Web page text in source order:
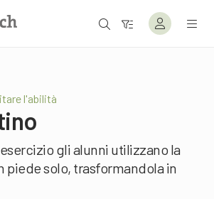
l'abilità
gli alunni utilizzano la
piede solo, trasformandola in